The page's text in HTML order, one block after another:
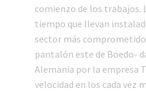
comienzo de los trabajos.
tiempo que llevan
sector más
pantalón este de Boedo-
Alemania por la empresa
velocidad en los cada vez